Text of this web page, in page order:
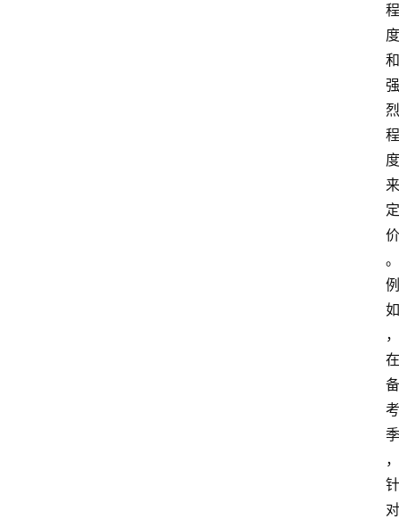
程
度
和
强
烈
程
度
来
定
价
。
例
如
，
在
备
考
季
，
针
对